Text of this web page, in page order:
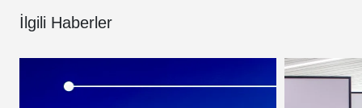
İlgili Haberler